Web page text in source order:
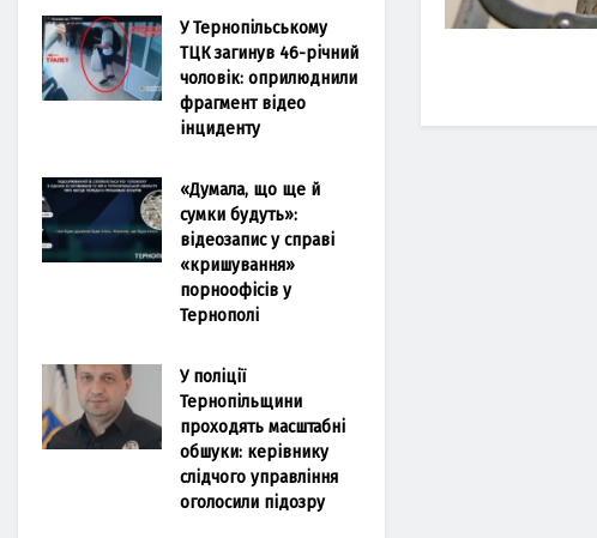
У Тернопільському
ТЦК загинув 46-річний
чоловік: оприлюднили
фрагмент відео
інциденту
«Думала, що ще й
сумки будуть»:
відеозапис у справі
«кришування»
порноофісів у
Тернополі
У поліції
Тернопільщини
проходять масштабні
обшуки: керівнику
слідчого управління
оголосили підозру